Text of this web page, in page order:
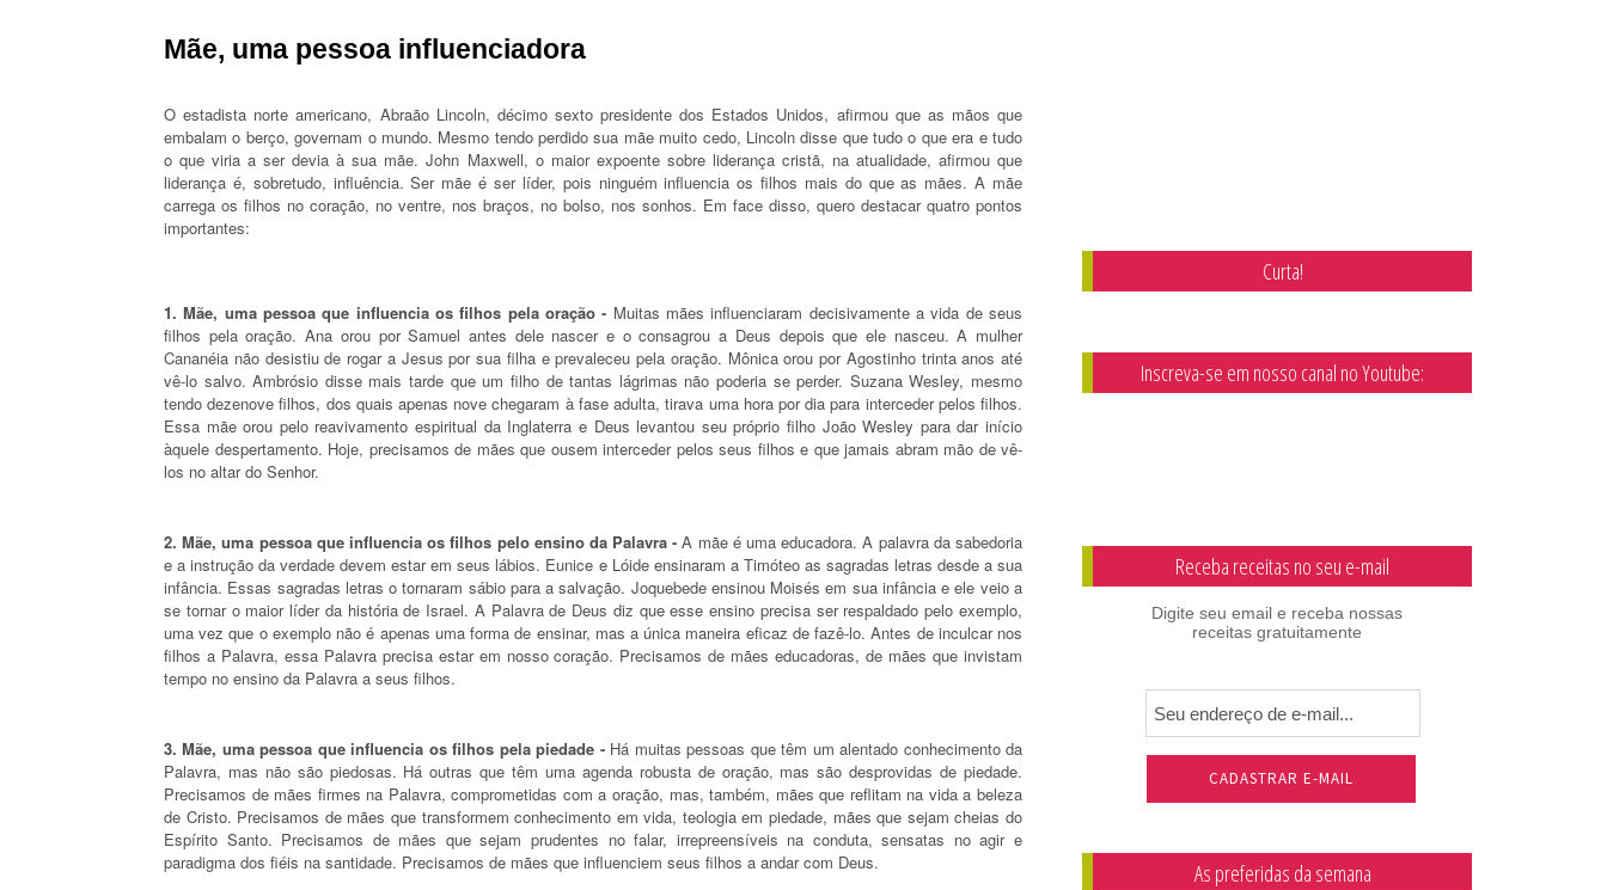
Mãe, uma pessoa influenciadora
O estadista norte americano, Abraão Lincoln, décimo sexto presidente dos Estados Unidos, afirmou que as mãos que
embalam o berço, governam o mundo. Mesmo tendo perdido sua mãe muito cedo, Lincoln disse que tudo o que era e tudo
o que viria a ser devia à sua mãe. John Maxwell, o maior expoente sobre liderança cristã, na atualidade, afirmou que
liderança é, sobretudo, influência. Ser mãe é ser líder, pois ninguém influencia os filhos mais do que as mães. A mãe
carrega os filhos no coração, no ventre, nos braços, no bolso, nos sonhos. Em face disso, quero destacar quatro pontos
importantes:
1. Mãe, uma pessoa que influencia os filhos pela oração - Muitas mães influenciaram decisivamente a vida de seus
filhos pela oração. Ana orou por Samuel antes dele nascer e o consagrou a Deus depois que ele nasceu. A mulher
Cananéia não desistiu de rogar a Jesus por sua filha e prevaleceu pela oração. Mônica orou por Agostinho trinta anos até
vê-lo salvo. Ambrósio disse mais tarde que um filho de tantas lágrimas não poderia se perder. Suzana Wesley, mesmo
tendo dezenove filhos, dos quais apenas nove chegaram à fase adulta, tirava uma hora por dia para interceder pelos filhos.
Essa mãe orou pelo reavivamento espiritual da Inglaterra e Deus levantou seu próprio filho João Wesley para dar início
àquele despertamento. Hoje, precisamos de mães que ousem interceder pelos seus filhos e que jamais abram mão de vê-
los no altar do Senhor.
2. Mãe, uma pessoa que influencia os filhos pelo ensino da Palavra - A mãe é uma educadora. A palavra da sabedoria
e a instrução da verdade devem estar em seus lábios. Eunice e Lóide ensinaram a Timóteo as sagradas letras desde a sua
infância. Essas sagradas letras o tornaram sábio para a salvação. Joquebede ensinou Moisés em sua infância e ele veio a
se tornar o maior líder da história de Israel. A Palavra de Deus diz que esse ensino precisa ser respaldado pelo exemplo,
uma vez que o exemplo não é apenas uma forma de ensinar, mas a única maneira eficaz de fazê-lo. Antes de inculcar nos
filhos a Palavra, essa Palavra precisa estar em nosso coração. Precisamos de mães educadoras, de mães que invistam
tempo no ensino da Palavra a seus filhos.
3. Mãe, uma pessoa que influencia os filhos pela piedade -Há muitas pessoas que têm um alentado conhecimento da
Palavra, mas não são piedosas. Há outras que têm uma agenda robusta de oração, mas são desprovidas de piedade.
Precisamos de mães firmes na Palavra, comprometidas com a oração, mas, também, mães que reflitam na vida a beleza
de Cristo. Precisamos de mães que transformem conhecimento em vida, teologia em piedade, mães que sejam cheias do
Espírito Santo. Precisamos de mães que sejam prudentes no falar, irrepreensíveis na conduta, sensatas no agir e
paradigma dos fiéis na santidade. Precisamos de mães que influenciem seus filhos a andar com Deus.
Curta!
Inscreva-se em nosso canal no Youtube:
Receba receitas no seu e-mail
Digite seu email e receba nossas
receitas gratuitamente
As preferidas da semana